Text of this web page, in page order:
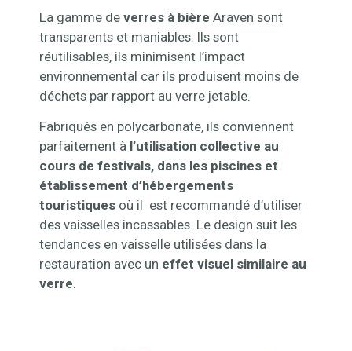
La gamme de verres à bière Araven sont
transparents et maniables. Ils sont
réutilisables, ils minimisent l’impact
environnemental car ils produisent moins de
déchets par rapport au verre jetable.
Fabriqués en polycarbonate, ils conviennent
parfaitement à l’utilisation collective au
cours de festivals, dans les piscines et
établissement d’hébergements
touristiques où il est recommandé d’utiliser
des vaisselles incassables. Le design suit les
tendances en vaisselle utilisées dans la
restauration avec un effet visuel similaire au
verre